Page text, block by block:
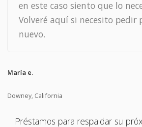
en este caso siento que lo
Volveré aquí si necesito pedir
nuevo.
María e.
Downey, California
Préstamos para respaldar su